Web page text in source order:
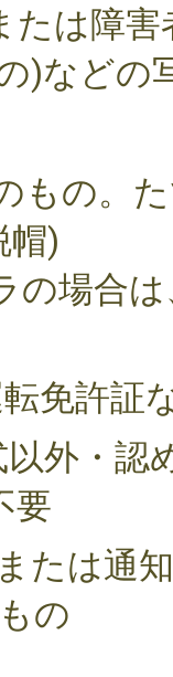
たは障
)などの
もの。
帽)
の場合
免許証
外・認
要
たは通
の